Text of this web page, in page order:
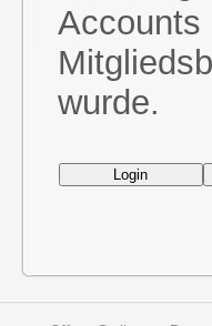
Accounts
wurde.